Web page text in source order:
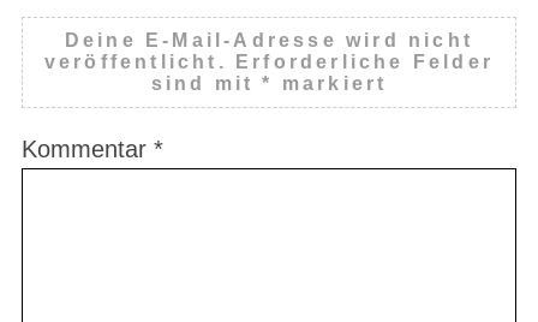
Deine E-Mail-Adresse wird nicht
veröffentlicht.
Erforderliche Felder
sind mit* markiert
Kommentar *